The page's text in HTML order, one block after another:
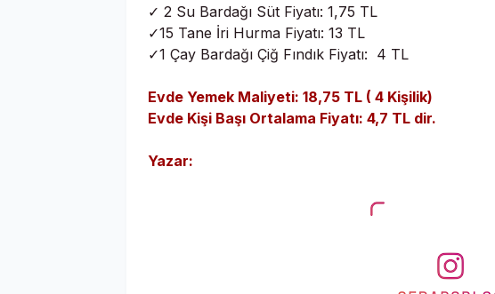
✓ 2 Su Bardağı Süt Fiyatı: 1,75 TL
✓15 Tane İri Hurma Fiyatı: 13 TL
✓1 Çay Bardağı Çiğ Fındık Fiyatı: 4 TL
Evde Yemek Maliyeti: 18,75 TL ( 4 Kişilik)
Evde Kişi Başı Ortalama Fiyatı: 4,7 TL dir.
Yazar: